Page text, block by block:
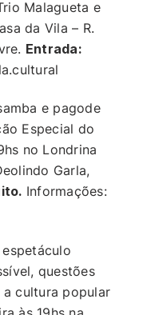
Malagueta e
da Vila – R.
Entrada:
e pagode
Especial do
no Londrina
Garla,
Informações:
questões
cultura popular